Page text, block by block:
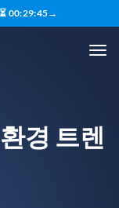
⏳ 00:29:44→
경 트렌